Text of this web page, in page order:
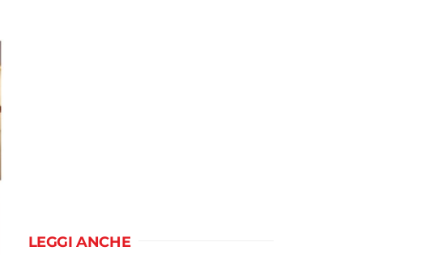
LEGGI ANCHE